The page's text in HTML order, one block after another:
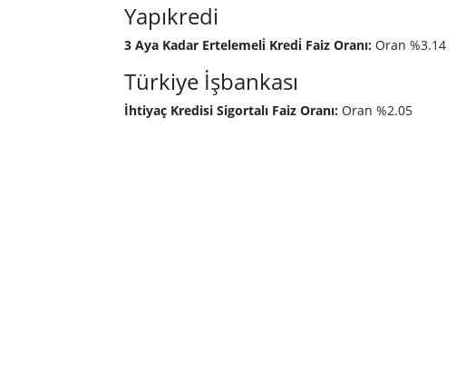
Yapıkredi
3 Aya Kadar Ertelemeli̇ Kredi̇ Faiz Oranı: Oran %3.14
Türkiye İşbankası
İhtiyaç Kredisi Sigortalı Faiz Oranı: Oran %2.05